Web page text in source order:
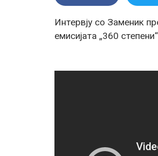
Интервју со Заменик
емисијата „360